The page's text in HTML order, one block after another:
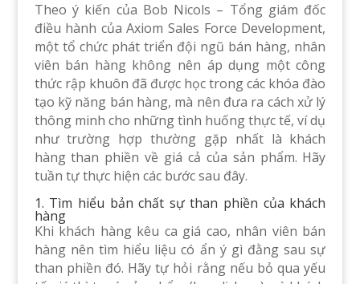
Theo ý kiến của Bob Nicols – Tổng giám đốc
điều hành của Axiom Sales Force Development,
một tổ chức phát triển đội ngũ bán hàng, nhân
viên bán hàng không nên áp dụng một công
thức rập khuôn đã được học trong các khóa đào
tạo kỹ năng bán hàng, mà nên đưa ra cách xử lý
thông minh cho những tình huống thực tế, ví dụ
như trường hợp thường gặp nhất là khách
hàng than phiền về giá cả của sản phẩm. Hãy
tuần tự thực hiện các bước sau đây.
1. Tìm hiểu bản chất sự than phiền của khách
hàng
Khi khách hàng kêu ca giá cao, nhân viên bán
hàng nên tìm hiểu liệu có ẩn ý gì đằng sau sự
than phiền đó. Hãy tự hỏi rằng nếu bỏ qua yếu